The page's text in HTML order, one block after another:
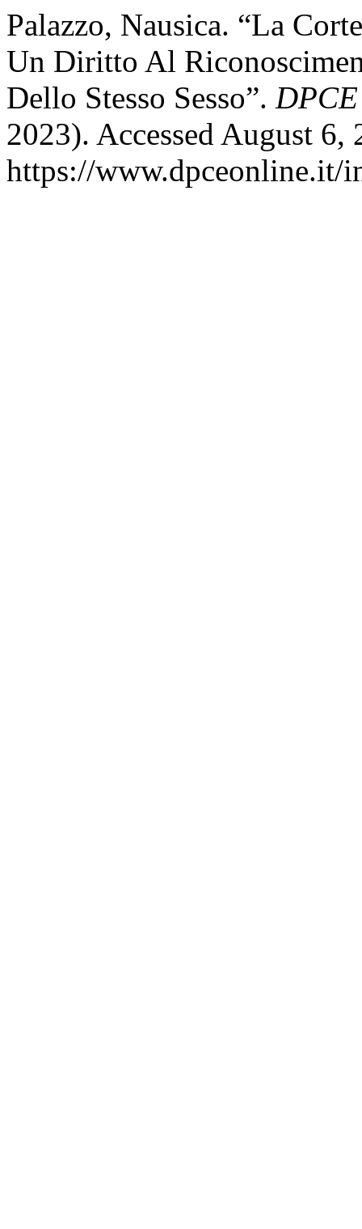
Palazzo, Nausica. “La
Un Diritto Al
Dello Stesso Sesso”.
2023). Accessed August 6,
https://www.dpceonline.it/